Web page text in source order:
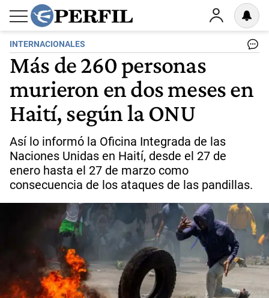
INTERNACIONALES
Más de 260 personas
murieron en dos meses en
Haití, según la ONU
Así lo informó la Oficina Integrada de las
Naciones Unidas en Haití, desde el 27 de
enero hasta el 27 de marzo como
consecuencia de los ataques de las pandillas.